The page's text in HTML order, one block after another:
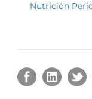
Nutrición